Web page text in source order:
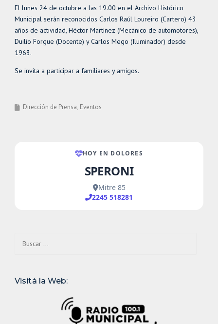
El lunes 24 de octubre a las 19.00 en el Archivo Histórico
Municipal serán reconocidos Carlos Raúl Loureiro (Cartero) 43
años de actividad, Héctor Martínez (Mecánico de automotores),
Duilio Forgue (Docente) y Carlos Mego (Iluminador) desde
1963.
Se invita a participar a familiares y amigos.
Dirección de Prensa Eventos
Visitá la Web: